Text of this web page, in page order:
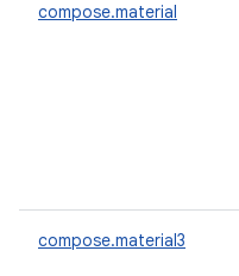
compose.material
compose.material3